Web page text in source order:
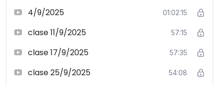
4/9/2025 01:02:15
clase 11/9/2025 57:15
clase 17/9/2025 57:35
clase 25/9/2025 54:08